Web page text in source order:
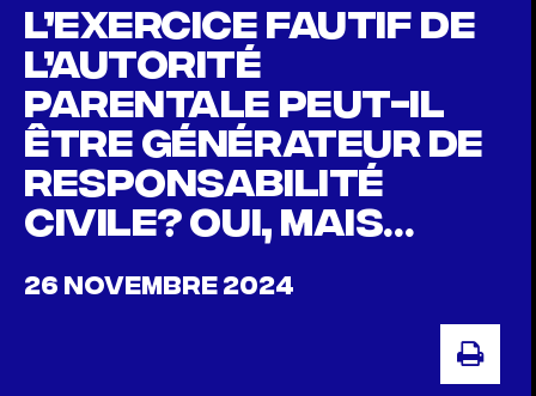
L’exercice fautif de
l’autorité
parentale peut-il
être générateur de
responsabilité
civile? Oui, mais…
26 NOVEMBRE 2024